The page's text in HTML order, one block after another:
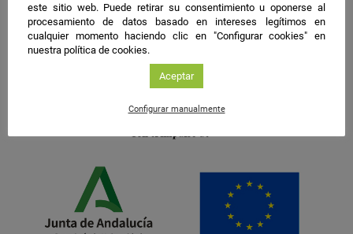
este sitio web. Puede retirar su consentimiento u oponerse al
procesamiento de datos basado en intereses legítimos en
cualquier momento haciendo clic en "Configurar cookies" en
nuestra política de cookies.
Aceptar
Configurar manualmente